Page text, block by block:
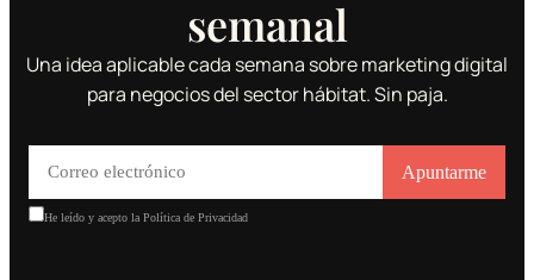
semanal
Una idea aplicable cada semana sobre marketing digital
para negocios del sector hábitat. Sin paja.